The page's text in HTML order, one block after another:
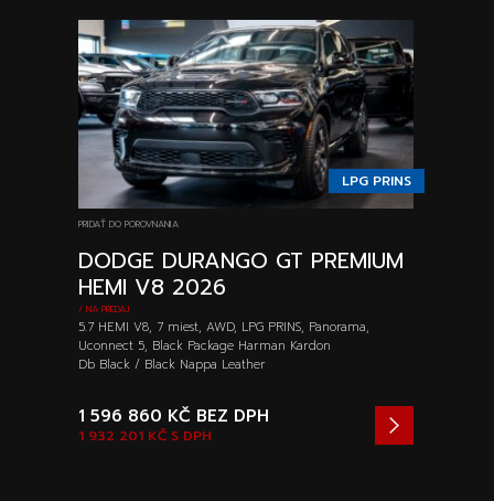
LPG PRINS
PRIDAŤ DO POROVNANIA
DODGE DURANGO GT PREMIUM
HEMI V8 2026
/ NA PREDAJ
5.7 HEMI V8, 7 miest, AWD, LPG PRINS, Panorama,
Uconnect 5, Black Package Harman Kardon
Db Black / Black Nappa Leather
1 932 201 KČ S DPH
1 596 860 KČ BEZ DPH